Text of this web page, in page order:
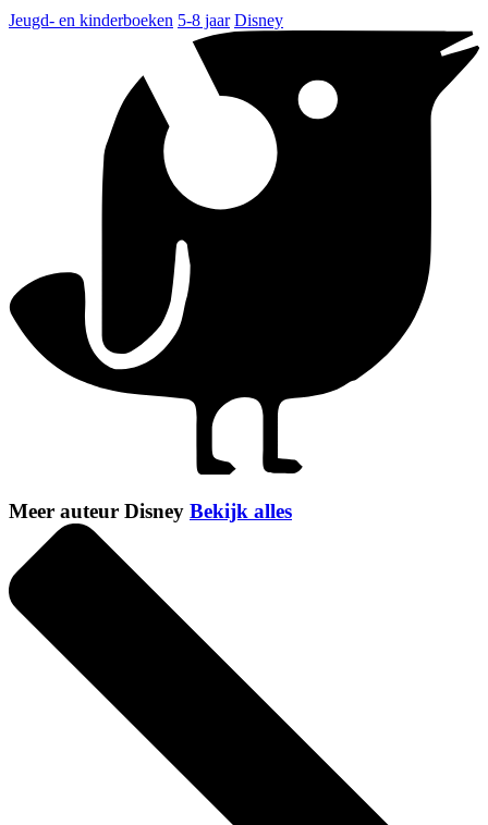
Jeugd- en kinderboeken 5-8 jaar Disney
Meer auteur Disney Bekijk alles